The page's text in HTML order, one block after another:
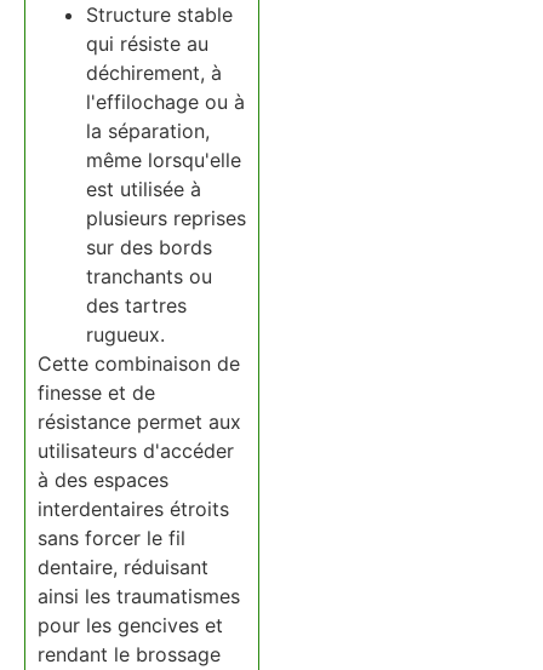
Structure stable
qui résiste au
déchirement, à
l'effilochage ou à
la séparation,
même lorsqu'elle
est utilisée à
plusieurs reprises
sur des bords
tranchants ou
des tartres
rugueux.
Cette combinaison de
finesse et de
résistance permet aux
utilisateurs d'accéder
à des espaces
interdentaires étroits
sans forcer le fil
dentaire, réduisant
ainsi les traumatismes
pour les gencives et
rendant le brossage